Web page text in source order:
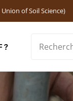
of Soil Science)
?